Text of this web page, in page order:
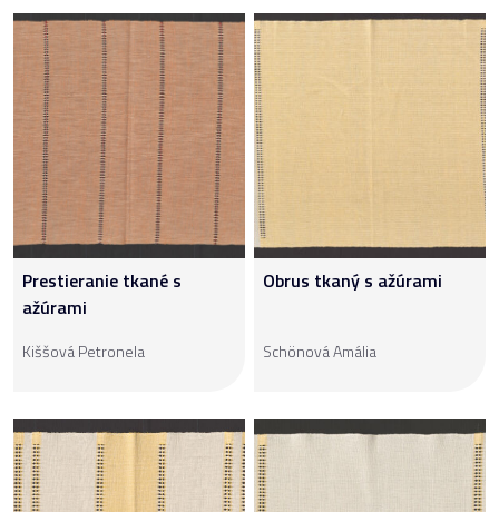
Prestieranie tkané s
ažúrami
Kiššová Petronela
Obrus tkaný s ažúrami
Schönová Amália